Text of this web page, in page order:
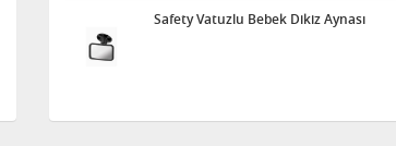
Safety Vatuzlu Bebek Dikiz Aynası